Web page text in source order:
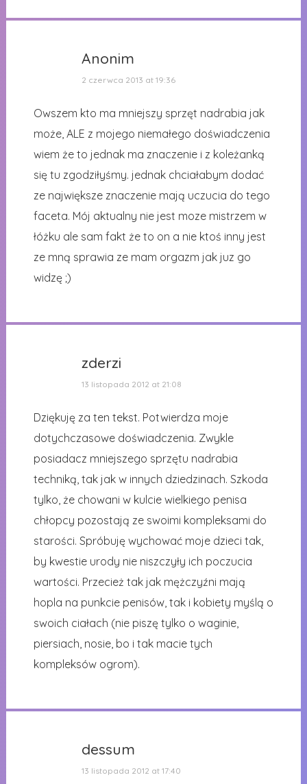
Anonim
2 czerwca 2013 at 19:36
Owszem kto ma mniejszy sprzęt nadrabia jak
może, ALE z mojego niemałego doświadczenia
wiem że to jednak ma znaczenie i z koleżanką
się tu zgodziłyśmy. jednak chciałabym dodać
ze największe znaczenie mają uczucia do tego
faceta. Mój aktualny nie jest moze mistrzem w
łóżku ale sam fakt że to on a nie ktoś inny jest
ze mną sprawia ze mam orgazm jak juz go
widzę ;)
zderzi
13 listopada 2012 at 21:08
Dziękuję za ten tekst. Potwierdza moje
dotychczasowe doświadczenia. Zwykle
posiadacz mniejszego sprzętu nadrabia
techniką, tak jak w innych dziedzinach. Szkoda
tylko, że chowani w kulcie wielkiego penisa
chłopcy pozostają ze swoimi kompleksami do
starości. Spróbuję wychować moje dzieci tak,
by kwestie urody nie niszczyły ich poczucia
wartości. Przecież tak jak mężczyźni mają
hopla na punkcie penisów, tak i kobiety myślą o
swoich ciałach (nie piszę tylko o waginie,
piersiach, nosie, bo i tak macie tych
kompleksów ogrom).
dessum
13 listopada 2012 at 17:40